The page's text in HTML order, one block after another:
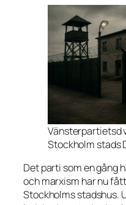
Vänsterpartietsd
Stockholm stads
Det parti som en gång
och marxism har nu
Stockholms stadshus.